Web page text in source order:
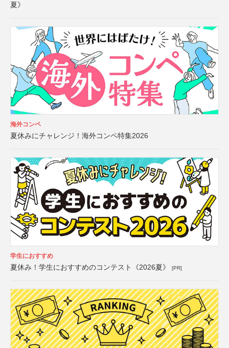
夏》
海外コンペ
夏休みにチャレンジ！海外コンペ特集2026
学生におすすめ
夏休み！学生におすすめのコンテスト《2026夏》 [PR]